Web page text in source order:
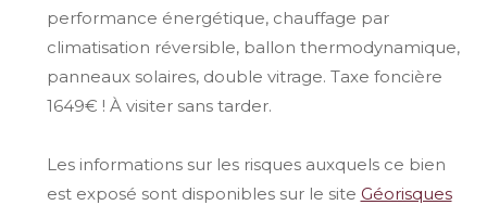
performance énergétique, chauffage par
climatisation réversible, ballon thermodynamique,
panneaux solaires, double vitrage. Taxe foncière
1649€ ! À visiter sans tarder.
Les informations sur les risques auxquels ce bien
est exposé sont disponibles sur le site Géorisques